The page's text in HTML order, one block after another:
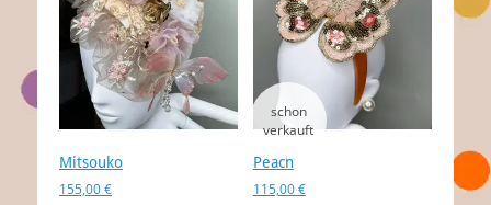
Mitsouko
155,00€
Peach
115,00€